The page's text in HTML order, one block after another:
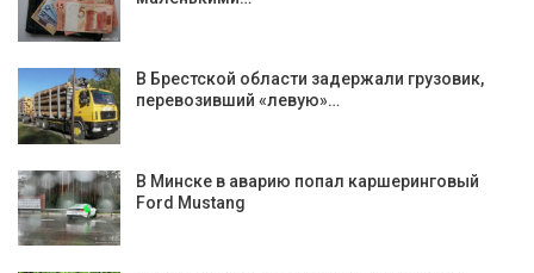
В Брестской области задержали грузовик,
перевозивший «левую»…
В Минске в аварию попал каршеринговый
Ford Mustang